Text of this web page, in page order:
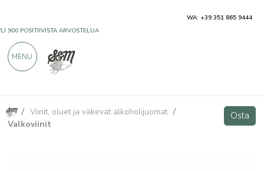
/ Viinit, oluet ja väkevät alkoholijuomat /
Valkoviinit
Osta
Osta
WA: +39 351 865 9444
MENU